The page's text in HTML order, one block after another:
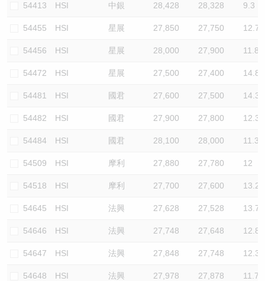
54413 HSI 中銀 28,428 28,328 9.3
54455 HSI 星展 27,850 27,750 12.7
54456 HSI 星展 28,000 27,900 11.8
54472 HSI 星展 27,500 27,400 14.8
54481 HSI 國君 27,600 27,500 14.3
54482 HSI 國君 27,900 27,800 12.3
54484 HSI 國君 28,100 28,000 11.3
54509 HSI 摩利 27,880 27,780 12
54518 HSI 摩利 27,700 27,600 13.2
54645 HSI 法興 27,628 27,528 13.7
54646 HSI 法興 27,748 27,648 12.8
54647 HSI 法興 27,848 27,748 12.3
54648 HSI 法興 27,978 27,878 11.7